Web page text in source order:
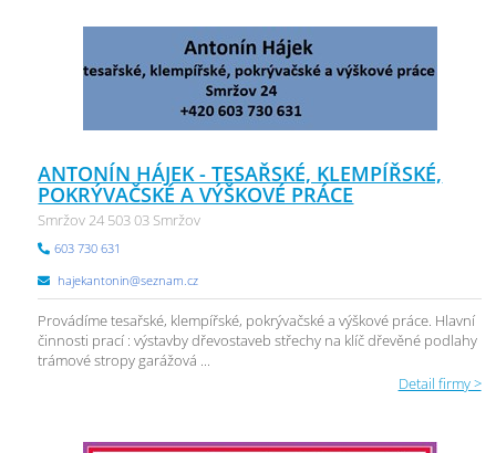
ANTONÍN HÁJEK - TESAŘSKÉ, KLEMPÍŘSKÉ,
POKRÝVAČSKÉ A VÝŠKOVÉ PRÁCE
Smržov 24 503 03 Smržov
603 730 631
hajekantonin@seznam.cz
Provádíme tesařské, klempířské, pokrývačské a výškové práce. Hlavní
činnosti prací : výstavby dřevostaveb střechy na klíč dřevěné podlahy
trámové stropy garážová ...
Detail firmy >